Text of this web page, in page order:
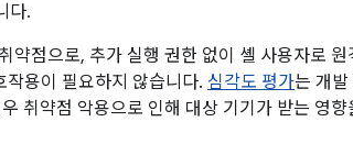
다.
약점으로, 추가 실행 권한 없이 셸 사용자로 원
용이 필요하지 않습니다. 심각도 평가는 개발
취약점 악용으로 인해 대상 기기가 받는 영향